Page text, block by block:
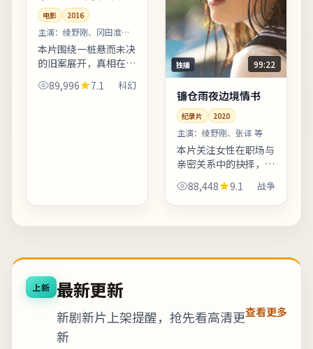
电影 2016
主演： 绫野刚、冈田准一
等
本片围绕一桩悬而未决
的旧案展开，真相在回
忆与现实之间反复折
射。配乐邀请知名作曲
89,996 7.1 科幻
独播 99:22
镰仓雨夜边境情书
纪录片 2020
主演： 绫野刚、张译 等
本片关注女性在职场与
亲密关系中的抉择，冲
突不落俗套，留白克
制。配乐以低频弦乐打
88,448 9.1 战争
上新 最新更新
新剧新片上架提醒，抢先看高清更
新
查看更多